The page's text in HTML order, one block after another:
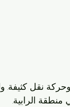
نقل كثيفة.
الرابية.